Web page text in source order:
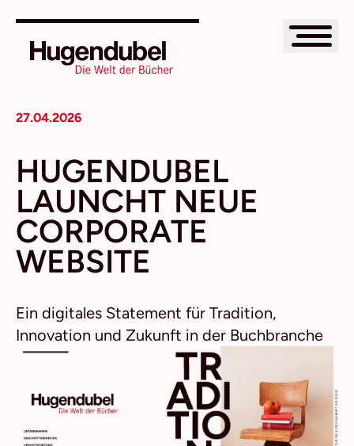
27.04.2026
HUGENDUBEL
LAUNCHT NEUE
CORPORATE
WEBSITE
Ein digitales Statement für Tradition,
Innovation und Zukunft in der Buchbranche